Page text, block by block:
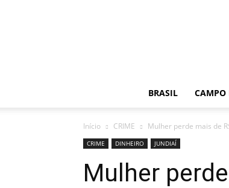
BRASIL CAMPO
Início CRIME Mulher perde mais de
CRIME DINHEIRO JUNDIAÍ
Mulher